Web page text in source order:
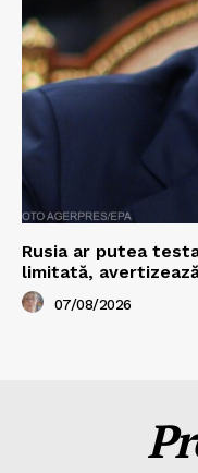
Rusia ar putea
limitată,
07/08/2026